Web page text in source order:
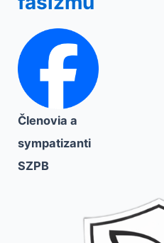
Členovia a
sympatizanti
SZPB